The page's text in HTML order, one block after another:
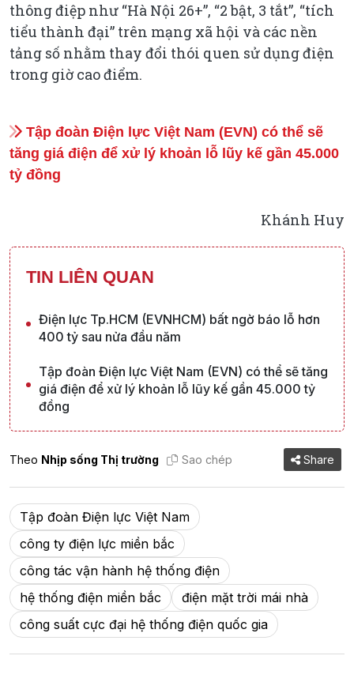
thông điệp như “Hà Nội 26+”, “2 bật, 3 tắt”, “tích
tiểu thành đại” trên mạng xã hội và các nền
tảng số nhằm thay đổi thói quen sử dụng điện
trong giờ cao điểm.
Tập đoàn Điện lực Việt Nam (EVN) có thể sẽ
tăng giá điện để xử lý khoản lỗ lũy kế gần 45.000
tỷ đồng
Khánh Huy
TIN LIÊN QUAN
Điện lực Tp.HCM (EVNHCM) bất ngờ báo lỗ hơn
400 tỷ sau nửa đầu năm
Tập đoàn Điện lực Việt Nam (EVN) có thể sẽ tăng
giá điện để xử lý khoản lỗ lũy kế gần 45.000 tỷ
đồng
Theo Nhịp sống Thị trường Sao chép Share
Tập đoàn Điện lực Việt Nam
công ty điện lực miền bắc
công tác vận hành hệ thống điện
hệ thống điện miền bắc
điện mặt trời mái nhà
công suất cực đại hệ thống điện quốc gia